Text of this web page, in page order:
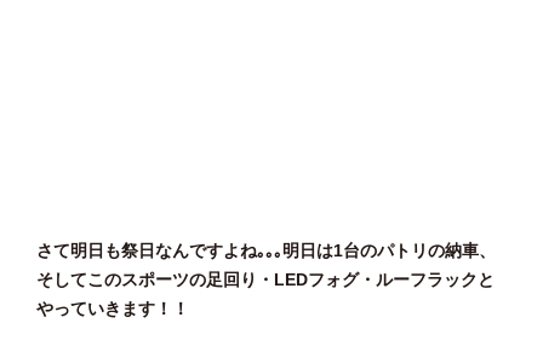
さて明日も祭日なんですよね｡｡｡明日は1台のパトリの納車、
そしてこのスポーツの足回り・LEDフォグ・ルーフラックと
やっていきます！！